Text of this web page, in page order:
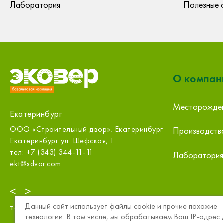
Лаборатория Полезные
Екатеринбург
<
ООО «Строительный двор», Екатеринбург
Екатеринбург ул. Шефская, 1
тел: +7 (343) 344-11-11
ekt@sdvor.com
Первый
Белинского
тел: +7 (343)
>
тел:8 (800) 234-15-57
О
Лаборатория
Данный сайт использует файлы cookie и прочие похожие
технологии. В том числе, мы обрабатываем Ваш IP-адрес